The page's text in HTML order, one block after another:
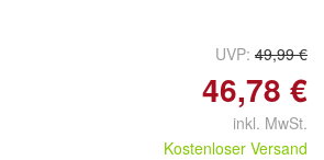
UVP: 49,99 €
46,78 €
inkl. MwSt.
Kostenloser Versand